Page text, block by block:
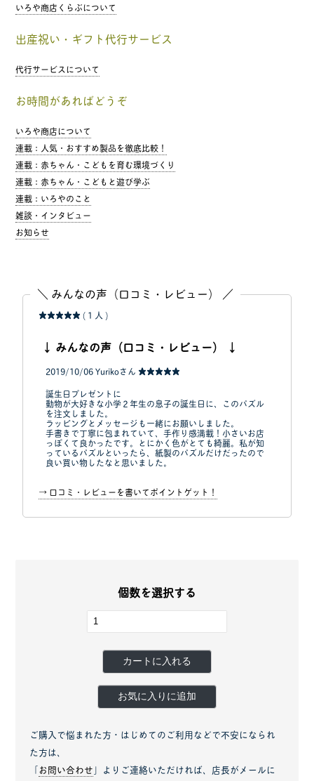
いろや商店くらぶについて
出産祝い・ギフト代行サービス
代行サービスについて
お時間があればどうぞ
いろや商店について
連載：人気・おすすめ製品を徹底比較！
連載：赤ちゃん・こどもを育む環境づくり
連載：赤ちゃん・こどもと遊び学ぶ
連載：いろやのこと
雑談・インタビュー
お知らせ
＼ みんなの声（口コミ・レビュー） ／
★★★★★( 1 人 )
↓ みんなの声（口コミ・レビュー） ↓
2019/10/06Yurikoさん ★★★★★
誕生日プレゼントに
動物が大好きな小学２年生の息子の誕生日に、このパズル
を注文しました。
ラッピングとメッセージも一緒にお願いしました。
手書きで丁寧に包まれていて、手作り感満載！小さいお店
っぽくて良かったです。とにかく色がとても綺麗。私が知
っているパズルといったら、紙製のパズルだけだったので
良い買い物したなと思いました。
→ 口コミ・レビューを書いてポイントゲット！
個数を選択する
カートに入れる
お気に入りに追加
ご購入で悩まれた方・はじめてのご利用などで不安になられ
た方は、
「お問い合わせ 」よりご連絡いただければ、店長がメールに